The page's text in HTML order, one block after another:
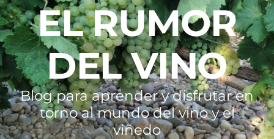
EL RUMOR
DEL VINO
Blog para aprender y disfrutar en
torno al mundo del vino y el
viñedo